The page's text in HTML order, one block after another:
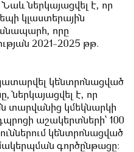
ներկայացվել է, որ
կլաստերային
որը
2021-2025 թթ.
կենտրոնացված
ներկայացվել է, որ
տարվանից կմեկնարկի
աշակերտների՝ 100
կենտրոնացված
գործընթացը: